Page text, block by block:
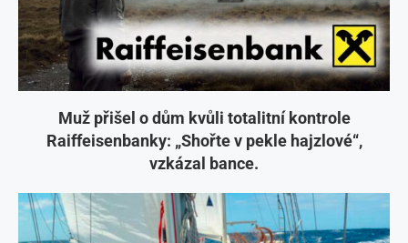
Muž přišel o dům kvůli totalitní kontrole
Raiffeisenbanky: „Shořte v pekle hajzlové“,
vzkázal bance.